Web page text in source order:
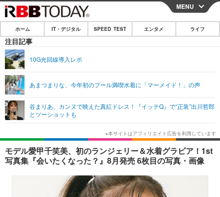
CLOSE
ホーム
IT・デジタル
ショッピング その他
SPEED TEST
エンタメ
エンタメTOP
韓国・芸能
音楽 スポーツ
ショッピング その他
ライフ
ライフTOP グルメ
ペット ショッピング
リリース一覧
プッシュ通知の停止方法
MENU
ホーム IT・デジタル SPEED TEST エンタメ ライフ
注目記事
10G光回線導入レポ
あまつまりな、今年初のプール満喫水着に「マーメイド！」の声
谷まりあ、カンヌで映えた真紅ドレス！『イッテQ』で“正装”出川哲郎
とツーショットも
モデル愛甲千笑美、初のランジェリー＆水着グラビア！1st
写真集『会いたくなった？』8月発売 6枚目の写真・画像